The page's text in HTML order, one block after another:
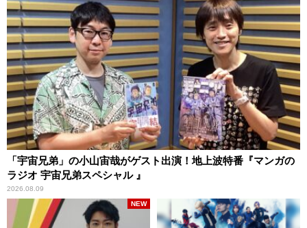
「宇宙兄弟」の小山宙哉がゲスト出演！地上波特番『マンガの
ラジオ 宇宙兄弟スペシャル 』
2026.08.09
NEW